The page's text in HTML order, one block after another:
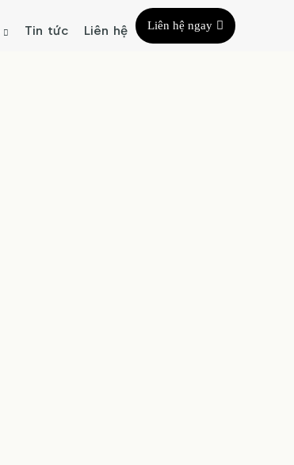
Tin tức Liên hệ Liên hệ ngay